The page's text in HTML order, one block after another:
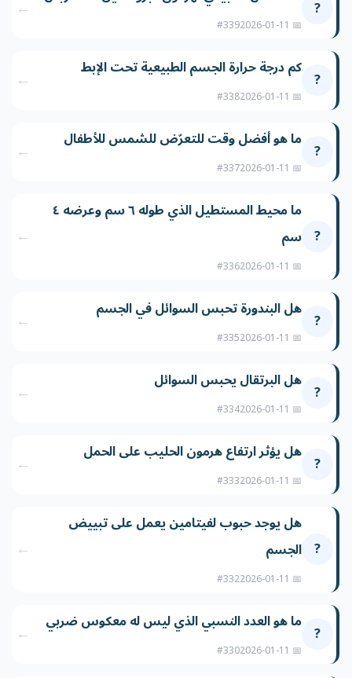
?
📅 2026-01-11
#339
←
? كم درجة حرارة الجسم الطبيعية تحت الإبط
📅 2026-01-11
#338
←
? ما هو أفضل وقت للتعرّض للشمس للأطفال
📅 2026-01-11
#337
←
?
ما محيط المستطيل الذي طوله ٦ سم وعرضه ٤
سم
📅 2026-01-11
#336
←
? هل البندورة تحبس السوائل في الجسم
📅 2026-01-11
#335
←
? هل البرتقال يحبس السوائل
📅 2026-01-11
#334
←
? هل يؤثر ارتفاع هرمون الحليب على الحمل
📅 2026-01-11
#333
←
?
هل يوجد حبوب لفيتامين يعمل على تبييض
الجسم
📅 2026-01-11
#332
←
? ما هو العدد النسبي الذي ليس له معكوس ضربي
📅 2026-01-11
#330
←